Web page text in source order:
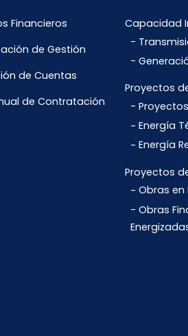
Financieros
de Gestión
de Cuentas
de Contratación
Capacidad
Proyectos
Energía
Energía
Proyectos
Obras en
Obras